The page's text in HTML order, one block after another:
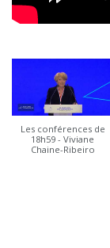
Les conférences de
18h59 - Viviane
Chaine-Ribeiro